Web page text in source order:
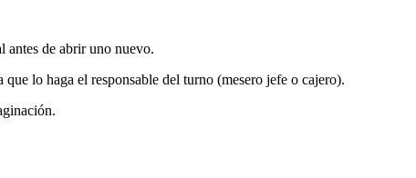
antes de abrir uno nuevo.
lo haga el responsable del turno (mesero jefe o cajero).